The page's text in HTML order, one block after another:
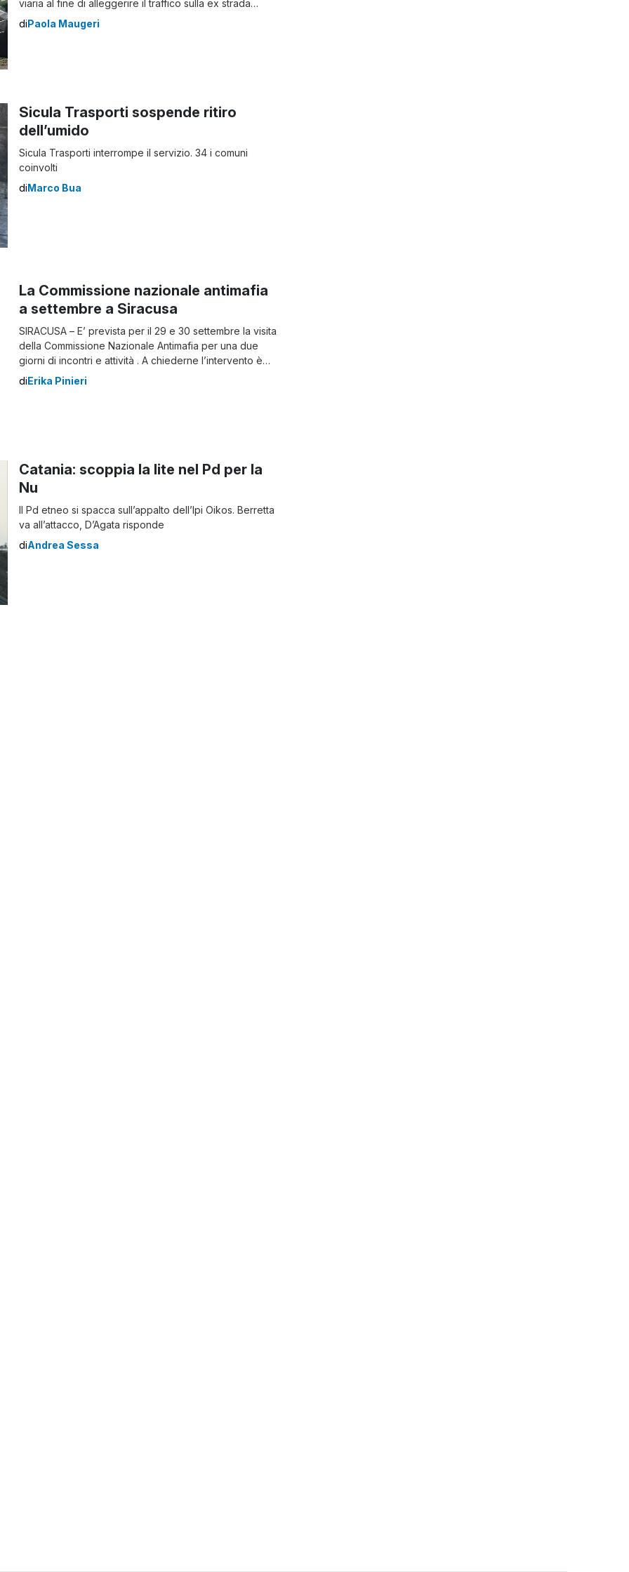
viaria al fine di alleggerire il traffico sulla ex strada
statale 114. Ma ad oggi via Napoli a Cannizzaro – nel
tratto che dal Palazzetto dello sport “Rosario Livatino”
diPaola Maugeri
Sicula Trasporti sospende ritiro
dell’umido
Sicula Trasporti interrompe il servizio. 34 i comuni
coinvolti
diMarco Bua
La Commissione nazionale antimafia
a settembre a Siracusa
SIRACUSA – E’ prevista per il 29 e 30 settembre la visita
della Commissione Nazionale Antimafia per una due
giorni di incontri e attività . A chiederne l’intervento è
stato il deputato nazionale del PD Pippo Zappulla, che
diErika Pinieri
Catania: scoppia la lite nel Pd per la
Nu
Il Pd etneo si spacca sull’appalto dell’Ipi Oikos. Berretta
va all’attacco, D’Agata risponde
diAndrea Sessa